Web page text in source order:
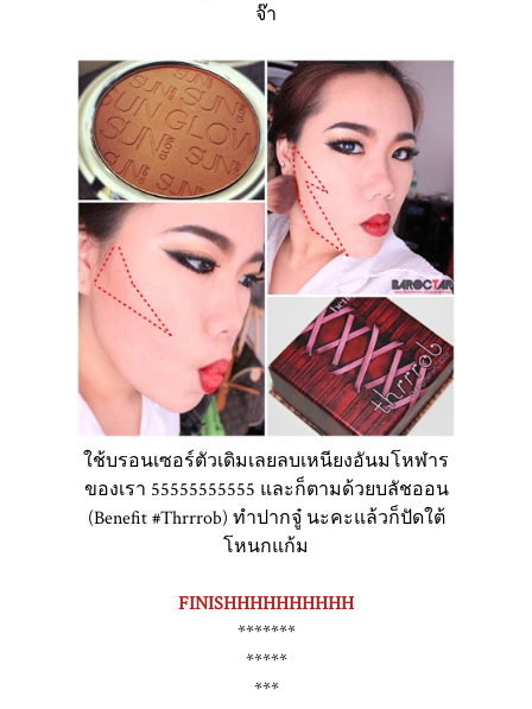
จ๊า
ใช้บรอนเซอร์ตัวเดิมเลยลบเหนียงอันมโหฬาร
ของเรา 55555555555 และก็ตามด้วยบลัชออน
(Benefit #Thrrrob) ทำปากจู๋ นะคะแล้วก็ปัดใต้
โหนกแก้ม
FINISHHHHHHHHHH
*******
*****
***